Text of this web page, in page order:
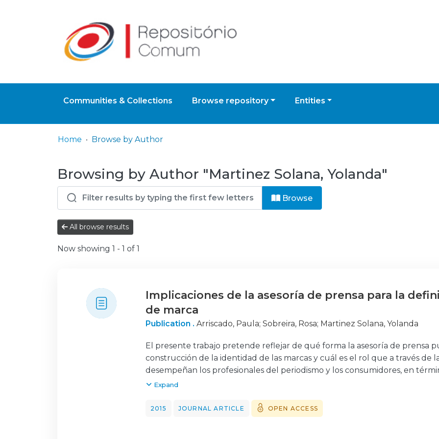
Communities & Collections Browse repository Entities
Home Browse by Author
Browsing by Author "Martinez Solana, Yolanda"
Browse
All browse results
Now showing 1 - 1 of 1
Implicaciones de la asesoría de prensa para la
de marca
Publication . Arriscado, Paula; Sobreira, Rosa; Martinez Solana, Yolanda
El presente trabajo pretende reflejar de qué forma la asesoría de prensa
construcción de la identidad de las marcas y cuál es el rol que a través de
desempeñan los profesionales del periodismo y los consumidores, en
Para ello se estudia, de un modo exploratorio, si las noticias publicadas a
consonancia o en disonancia con el posicionamiento definido por la propia
de manifiesto que, de un modo general, existe coincidencia y que los
contribuir en la activación de los atributos/ o beneficios del producto. Sin
Expand
2015 JOURNAL ARTICLE OPEN ACCESS